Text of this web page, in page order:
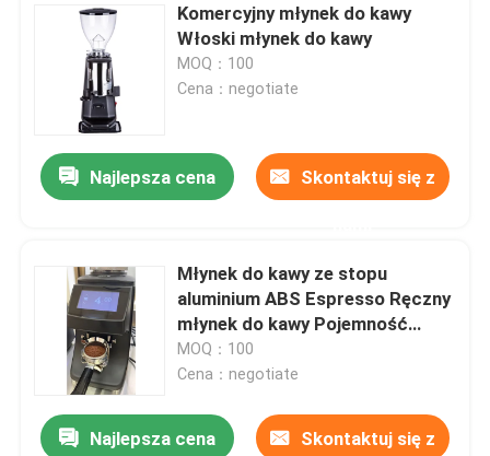
Komercyjny młynek do kawy
Włoski młynek do kawy
MOQ：100
Cena：negotiate
Najlepsza cena Skontaktuj się z
Młynek do kawy ze stopu
aluminium ABS Espresso Ręczny
młynek do kawy Pojemność
zbiornika 1,7 kg
MOQ：100
Cena：negotiate
Najlepsza cena Skontaktuj się z